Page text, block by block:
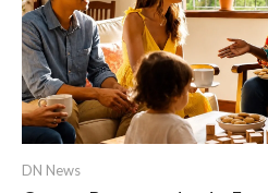
DN News